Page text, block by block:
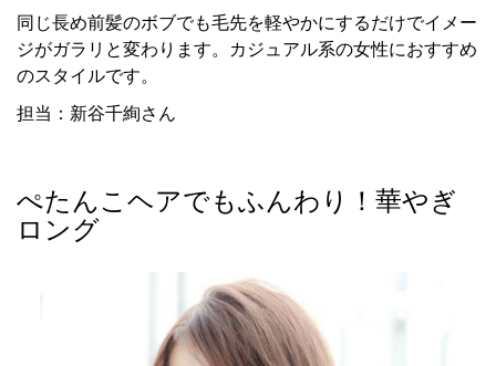
同じ長め前髪のボブでも毛先を軽やかにするだけでイメー
ジがガラリと変わります。カジュアル系の女性におすすめ
のスタイルです。
担当：新谷千絢さん
ぺたんこヘアでもふんわり！華やぎ
ロング